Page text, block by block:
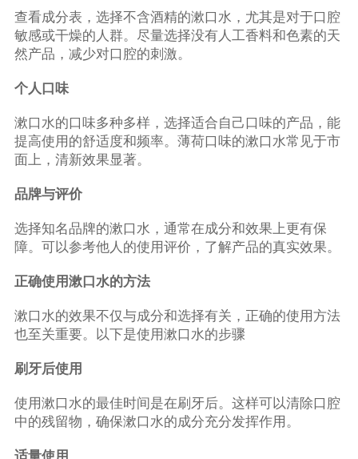
查看成分表，选择不含酒精的漱口水，尤其是对于口腔
敏感或干燥的人群。尽量选择没有人工香料和色素的天
然产品，减少对口腔的刺激。
个人口味
漱口水的口味多种多样，选择适合自己口味的产品，能
提高使用的舒适度和频率。薄荷口味的漱口水常见于市
面上，清新效果显著。
品牌与评价
选择知名品牌的漱口水，通常在成分和效果上更有保
障。可以参考他人的使用评价，了解产品的真实效果。
正确使用漱口水的方法
漱口水的效果不仅与成分和选择有关，正确的使用方法
也至关重要。以下是使用漱口水的步骤
刷牙后使用
使用漱口水的最佳时间是在刷牙后。这样可以清除口腔
中的残留物，确保漱口水的成分充分发挥作用。